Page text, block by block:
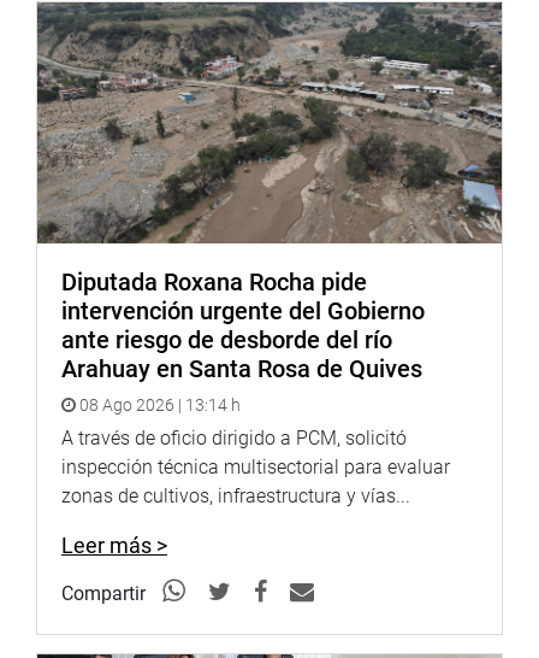
Diputada Roxana Rocha pide
intervención urgente del Gobierno
ante riesgo de desborde del río
Arahuay en Santa Rosa de Quives
08 Ago 2026 | 13:14 h
A través de oficio dirigido a PCM, solicitó
inspección técnica multisectorial para evaluar
zonas de cultivos, infraestructura y vías...
Leer más >
Compartir